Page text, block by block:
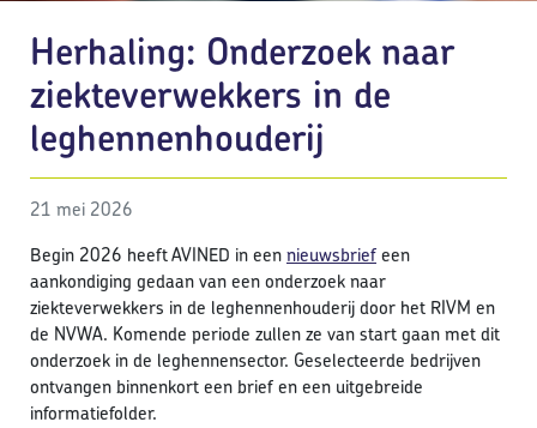
Herhaling: Onderzoek naar
ziekteverwekkers in de
leghennenhouderij
21 mei 2026
Begin 2026 heeft AVINED in eennieuwsbriefeen
aankondiging gedaan van een onderzoek naar
ziekteverwekkers in de leghennenhouderij door het RIVM en
de NVWA. Komende periode zullen ze van start gaan met dit
onderzoek in de leghennensector. Geselecteerde bedrijven
ontvangen binnenkort een brief en een uitgebreide
informatiefolder.